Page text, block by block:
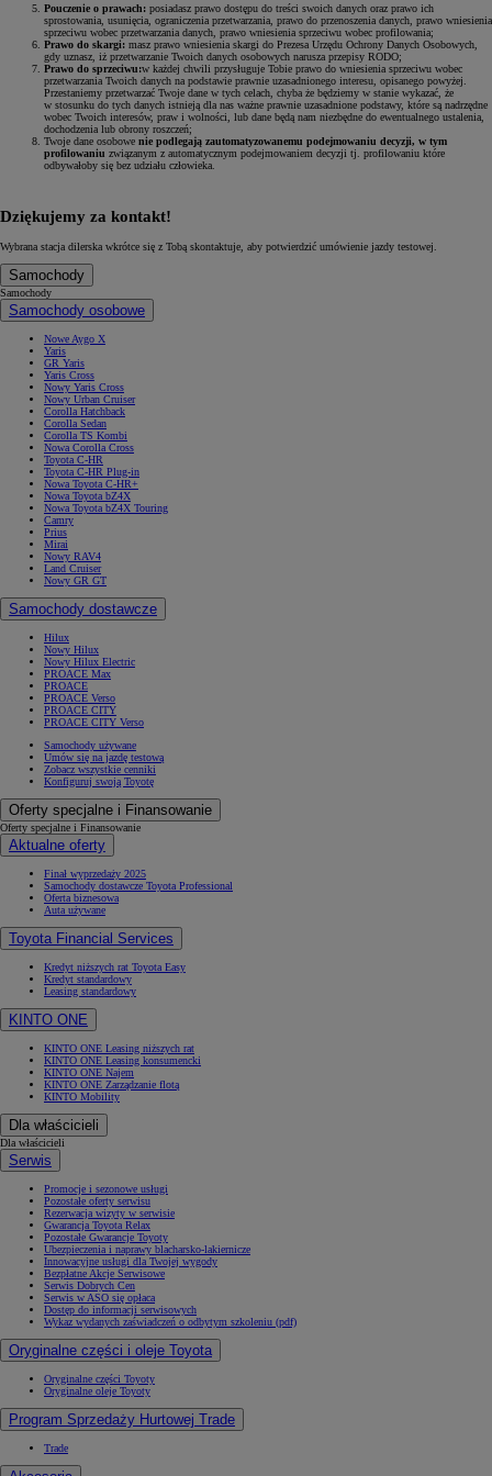
Pouczenie o prawach: posiadasz prawo dostępu do treści swoich danych oraz prawo ich
sprostowania, usunięcia, ograniczenia przetwarzania, prawo do przenoszenia danych, prawo wniesienia
sprzeciwu wobec przetwarzania danych, prawo wniesienia sprzeciwu wobec profilowania;
Prawo do skargi: masz prawo wniesienia skargi do Prezesa Urzędu Ochrony Danych Osobowych,
gdy uznasz, iż przetwarzanie Twoich danych osobowych narusza przepisy RODO;
Prawo do sprzeciwu:w każdej chwili przysługuje Tobie prawo do wniesienia sprzeciwu wobec
przetwarzania Twoich danych na podstawie prawnie uzasadnionego interesu, opisanego powyżej.
Przestaniemy przetwarzać Twoje dane w tych celach, chyba że będziemy w stanie wykazać, że
w stosunku do tych danych istnieją dla nas ważne prawnie uzasadnione podstawy, które są nadrzędne
wobec Twoich interesów, praw i wolności, lub dane będą nam niezbędne do ewentualnego ustalenia,
dochodzenia lub obrony roszczeń;
Twoje dane osobowe nie podlegają zautomatyzowanemu podejmowaniu decyzji, w tym
profilowaniu związanym z automatycznym podejmowaniem decyzji tj. profilowaniu które
odbywałoby się bez udziału człowieka.
Dziękujemy za kontakt!
Wybrana stacja dilerska wkrótce się z Tobą skontaktuje, aby potwierdzić umówienie jazdy testowej.
Samochody
Samochody
Samochody osobowe
Nowe Aygo X
Yaris
GR Yaris
Yaris Cross
Nowy Yaris Cross
Nowy Urban Cruiser
Corolla Hatchback
Corolla Sedan
Corolla TS Kombi
Nowa Corolla Cross
Toyota C-HR
Toyota C-HR Plug-in
Nowa Toyota C-HR+
Nowa Toyota bZ4X
Nowa Toyota bZ4X Touring
Camry
Prius
Mirai
Nowy RAV4
Land Cruiser
Nowy GR GT
Samochody dostawcze
Hilux
Nowy Hilux
Nowy Hilux Electric
PROACE Max
PROACE
PROACE Verso
PROACE CITY
PROACE CITY Verso
Samochody używane
Umów się na jazdę testową
Zobacz wszystkie cenniki
Konfiguruj swoją Toyotę
Oferty specjalne i Finansowanie
Oferty specjalne i Finansowanie
Aktualne oferty
Finał wyprzedaży 2025
Samochody dostawcze Toyota Professional
Oferta biznesowa
Auta używane
Toyota Financial Services
Kredyt niższych rat Toyota Easy
Kredyt standardowy
Leasing standardowy
KINTO ONE
KINTO ONE Leasing niższych rat
KINTO ONE Leasing konsumencki
KINTO ONE Najem
KINTO ONE Zarządzanie flotą
KINTO Mobility
Dla właścicieli
Dla właścicieli
Serwis
Promocje i sezonowe usługi
Pozostałe oferty serwisu
Rezerwacja wizyty w serwisie
Gwarancja Toyota Relax
Pozostałe Gwarancje Toyoty
Ubezpieczenia i naprawy blacharsko-lakiernicze
Innowacyjne usługi dla Twojej wygody
Bezpłatne Akcje Serwisowe
Serwis Dobrych Cen
Serwis w ASO się opłaca
Dostęp do informacji serwisowych
Wykaz wydanych zaświadczeń o odbytym szkoleniu (pdf)
Oryginalne części i oleje Toyota
Oryginalne części Toyoty
Oryginalne oleje Toyoty
Program Sprzedaży Hurtowej Trade
Trade